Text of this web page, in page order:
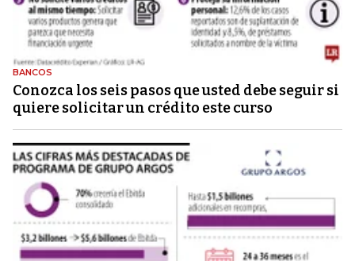
BANCOS
Conozca los seis pasos que usted debe seguir si
quiere solicitar un crédito este curso